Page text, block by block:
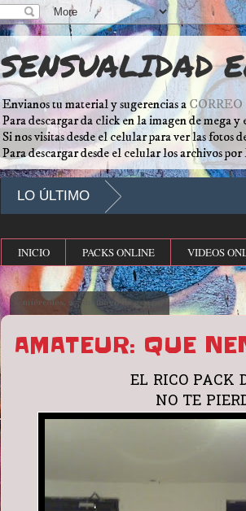
SENSUALIDAD
Envianos tu material y sugerencias a CORREO
Para descargar da click en la imagen de mega
Si nos visitas desde el celular para ver las fotos
Para descargar desde el celular los archivos
LO ÚLTIMO
INICIO PACKS ONLINE VIDEOS
miércoles, 25 de mayo de 2016
AMATEUR: QUE
EL RICO PACK
NO TE